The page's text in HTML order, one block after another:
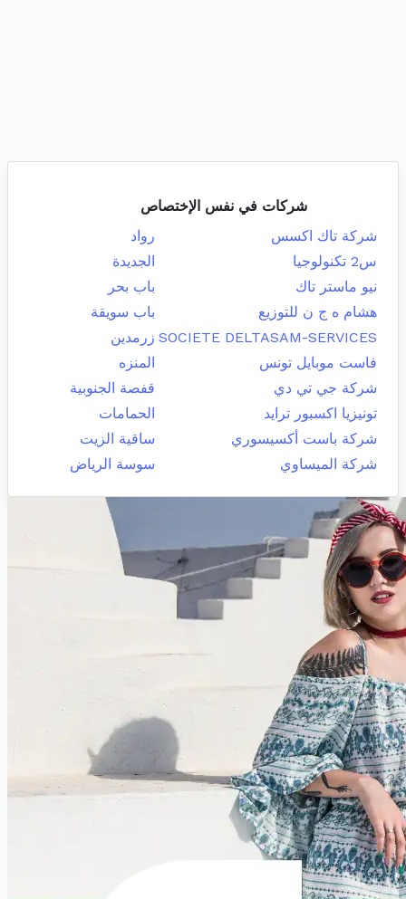
شركات في نفس الإختصاص
شركة تاك اكسس
رواد
س2 تكنولوجيا
الجديدة
نيو ماستر تاك
باب بحر
هشام ه ج ن للتوزيع
باب سويقة
SOCIETE DELTASAM-SERVICES زرمدين
فاست موبايل تونس
المنزه
شركة جي تي دي
قفصة الجنوبية
تونيزيا اكسبور ترايد
الحمامات
شركة باست أكسيسوري
ساقية الزيت
شركة الميساوي
سوسة الرياض